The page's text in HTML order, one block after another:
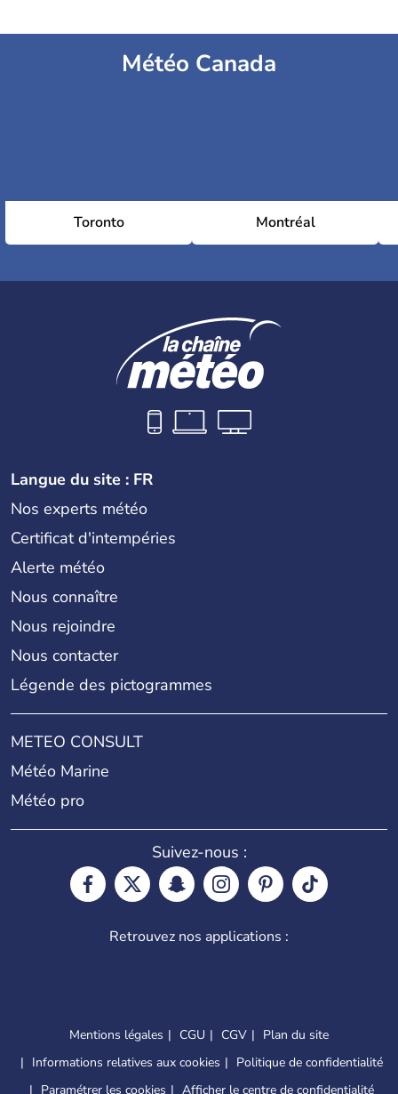
Météo Canada
Toronto Montréal
Langue du site : FR
Nos experts météo
Certificat d'intempéries
Alerte météo
Nous connaître
Nous rejoindre
Nous contacter
Légende des pictogrammes
METEO CONSULT
Météo Marine
Météo pro
Suivez-nous :
Retrouvez nos applications :
Mentions légales CGU CGV
Plan du site
Informations relatives aux cookies
Politique de confidentialité
Paramétrer les cookies
Afficher le centre de confidentialité